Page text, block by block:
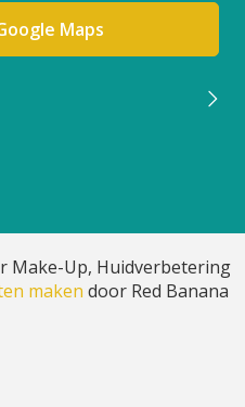
Maps
Make-Up, Huidverbetering
maken door Red Banana